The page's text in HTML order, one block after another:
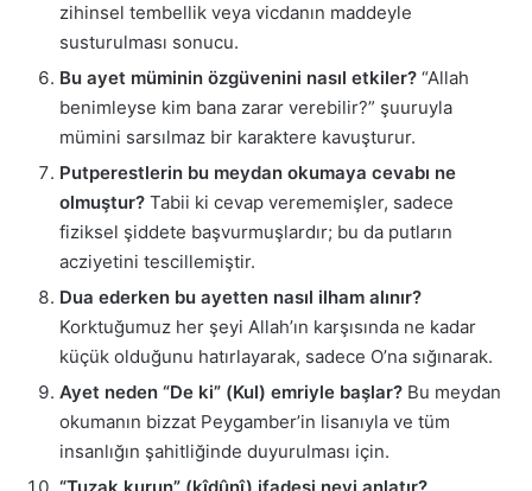
zihinsel tembellik veya vicdanın maddeyle
susturulması sonucu.
Bu ayet müminin özgüvenini nasıl etkiler? “Allah
benimleyse kim bana zarar verebilir?” şuuruyla
mümini sarsılmaz bir karaktere kavuşturur.
Putperestlerin bu meydan okumaya cevabı ne
olmuştur? Tabii ki cevap verememişler, sadece
fiziksel şiddete başvurmuşlardır; bu da putların
acziyetini tescillemiştir.
Dua ederken bu ayetten nasıl ilham alınır?
Korktuğumuz her şeyi Allah’ın karşısında ne kadar
küçük olduğunu hatırlayarak, sadece O’na sığınarak.
Ayet neden “De ki” (Kul) emriyle başlar? Bu meydan
okumanın bizzat Peygamber’in lisanıyla ve tüm
insanlığın şahitliğinde duyurulması için.